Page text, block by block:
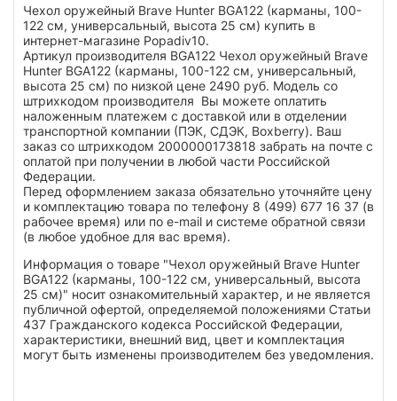
Чехол оружейный Brave Hunter BGA122 (карманы, 100-
122 см, универсальный, высота 25 см) купить в
интернет-магазине Popadiv10.
Артикул производителя BGA122 Чехол оружейный Brave
Hunter BGA122 (карманы, 100-122 см, универсальный,
высота 25 см) по низкой цене 2490 руб. Модель со
штрихкодом производителя Вы можете оплатить
наложенным платежем с доставкой или в отделении
транспортной компании (ПЭК, СДЭК, Boxberry). Ваш
заказ со штрихкодом 2000000173818 забрать на почте с
оплатой при получении в любой части Российской
Федерации.
Перед оформлением заказа обязательно уточняйте цену
и комплектацию товара по телефону 8 (499) 677 16 37 (в
рабочее время) или по e-mail и системе обратной связи
(в любое удобное для вас время).
Информация о товаре "Чехол оружейный Brave Hunter
BGA122 (карманы, 100-122 см, универсальный, высота
25 см)" носит ознакомительный характер, и не является
публичной офертой, определяемой положениями Статьи
437 Гражданского кодекса Российской Федерации,
характеристики, внешний вид, цвет и комплектация
могут быть изменены производителем без уведомления.